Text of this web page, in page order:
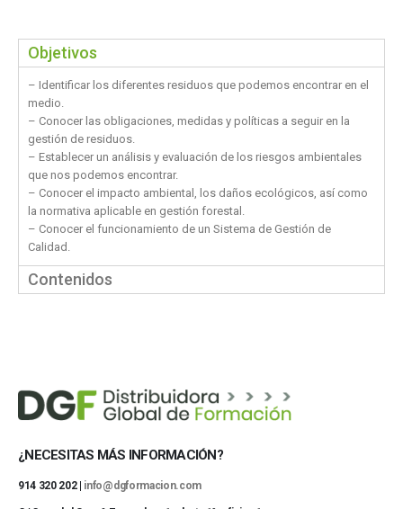
Objetivos
– Identificar los diferentes residuos que podemos encontrar en el
medio.
– Conocer las obligaciones, medidas y políticas a seguir en la
gestión de residuos.
– Establecer un análisis y evaluación de los riesgos ambientales
que nos podemos encontrar.
– Conocer el impacto ambiental, los daños ecológicos, así como
la normativa aplicable en gestión forestal.
– Conocer el funcionamiento de un Sistema de Gestión de
Calidad.
Contenidos
¿NECESITAS MÁS INFORMACIÓN?
914 320 202 | info@dgformacion.com